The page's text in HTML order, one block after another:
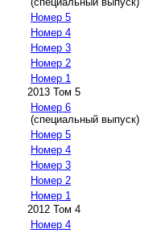
Номер 5
Номер 4
Номер 3
Номер 2
Номер 1
2013 Том 5
Номер 6
(специальный выпуск)
Номер 5
Номер 4
Номер 3
Номер 2
Номер 1
2012 Том 4
Номер 4